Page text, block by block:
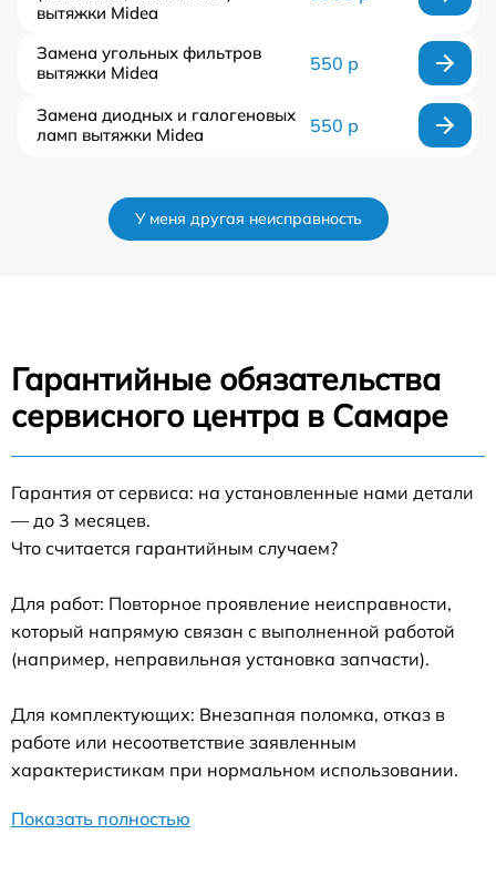
вытяжки Midea
Замена угольных фильтров
вытяжки Midea
550 р
Замена диодных и галогеновых
ламп вытяжки Midea
550 р
У меня другая неисправность
Гарантийные обязательства
сервисного центра в Самаре
Гарантия от сервиса: на установленные нами детали
— до 3 месяцев.
Что считается гарантийным случаем?
Для работ: Повторное проявление неисправности,
который напрямую связан с выполненной работой
(например, неправильная установка запчасти).
Для комплектующих: Внезапная поломка, отказ в
работе или несоответствие заявленным
характеристикам при нормальном использовании.
Показать полностью